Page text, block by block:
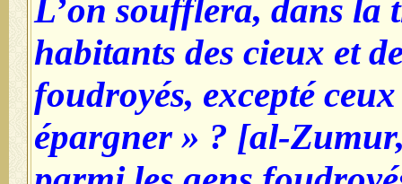
L’on soufflera, dans la
habitants des cieux et
foudroyés, excepté
épargner » ? [al-